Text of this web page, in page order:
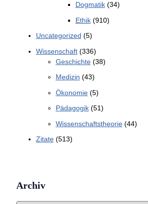
Dogmatik(34)
Ethik(910)
Uncategorized (5)
Wissenschaft(336)
Geschichte(38)
Medizin (43)
Ökonomie(5)
Pädagogik(51)
Wissenschaftstheorie(44)
Zitate(513)
Archiv